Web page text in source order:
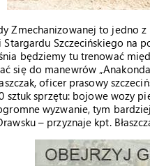
Zmechanizowanej to jedno
Stargardu Szczecińskiego
będziemy tu trenować
się do manewrów
oficer prasowy
sztuk sprzętu: bojowe wozy
wyzwanie, tym
– przyznaje kpt.